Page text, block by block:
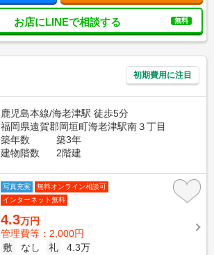
お店にLINEで相談する 無料
初期費用に注目
鹿児島本線/海老津駅 徒歩5分
福岡県遠賀郡岡垣町海老津駅南３丁目
築年数
築3年
建物階数
2階建
写真充実
無料オンライン相談可
インターネット無料
4.3万円
管理費等：2,000円
敷
なし 礼
4.3万